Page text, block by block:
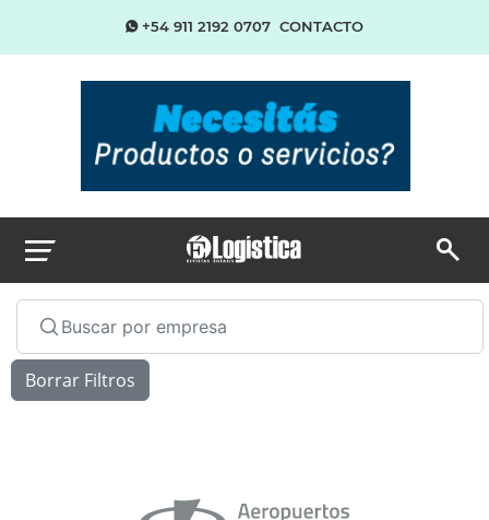
+54 911 2192 0707 CONTACTO